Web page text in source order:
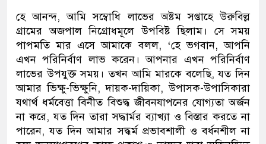
হে আনন্দ, আমি সম্বোধি লাভের অষ্টম সপ্তাহে উরুবিল্ল
গ্রামের অজপাল নিগ্রোধমূলে উপবিষ্ট ছিলাম। সে সময়
পাপমতি মার এসে আমাকে বলল, ‘হে ভগবান, আপনি
এখন পরিনির্বাণ লাভ করেন। আপনার এখন পরিনির্বাণ
লাভের উপযুক্ত সময়। তখন আমি মারকে বলেছি, যত দিন
আমার ভিক্ষু-ভিক্ষুনি, দায়ক-দায়িকা, উপাসক-উপাসিকারা
যথার্থ ধর্মবেত্তা বিনীত বিশুদ্ধ জীবনযাপনের যোগ্যতা অর্জন
না করে, যত দিন তারা সদ্ধার্মর ব্যাখ্যা ও বিস্তার করতে না
পারেন, যত দিন আমার সদ্ধর্ম প্রভাবশালী ও বর্ধনশীল না